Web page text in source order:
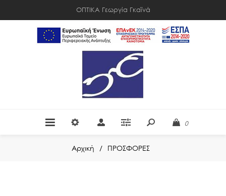
ΟΠΤΙΚΑ Γεωργία Γκαϊνά
0
Αρχική / ΠΡΟΣΦΟΡΕΣ